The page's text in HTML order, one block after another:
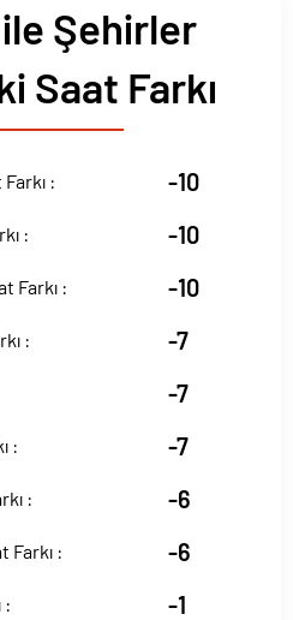
Şehirler
Saat Farkı
: -10
: -10
Farkı : -10
: -7
-7
: -7
: -6
Farkı : -6
: -1